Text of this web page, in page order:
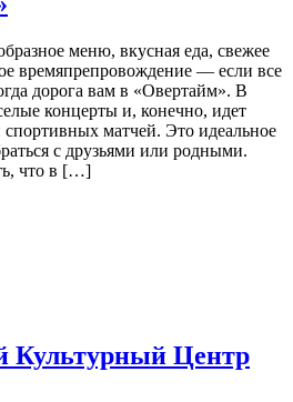
меню, вкусная еда, свежее
времяпрепровождение — если все
дорога вам в «Овертайм». В
концерты и, конечно, идет
матчей. Это идеальное
с друзьями или родными.
что в […]
Культурный Центр